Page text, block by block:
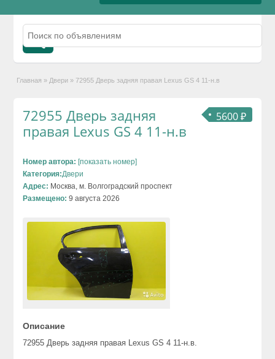
Главная » Двери » 72955 Дверь задняя правая Lexus GS 4 11-н.в
5600 ₽
72955 Дверь задняя
правая Lexus GS 4 11-н.в
Номер автора: [показать номер]
Категория:Двери
Адрес: Москва, м. Волгоградский проспект
Размещено: 9 августа 2026
Описание
72955 Дверь задняя правая Lexus GS 4 11-н.в.